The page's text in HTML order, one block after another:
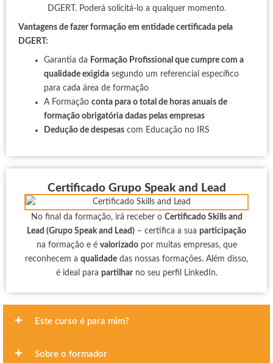
DGERT. Poderá solicitá-lo a qualquer momento.
Vantagens de fazer formação em entidade certificada pela
DGERT:
Garantia da Formação Profissional que cumpre com a
qualidade exigida segundo um referencial específico
para cada área de formação
A Formação conta para o total de horas anuais de
formação obrigatória dadas pelas empresas
Dedução de despesas com Educação no IRS
Certificado Grupo Speak and Lead
No final da formação, irá receber o Certificado Skills and
Lead (Grupo Speak and Lead) – certifica a sua participação
na formação e é valorizadopor muitas empresas, que
reconhecem a qualidade das nossas formações. Além disso,
é ideal para partilharno seu perfil LinkedIn.
Este curso é para mim?
Sobre o formador